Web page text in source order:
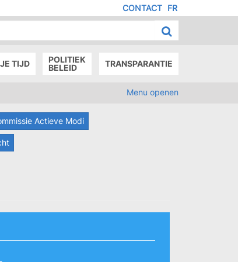
FR
CONTACT
TIJD
POLITIEK
BELEID
TRANSPARANTIE
Menu openen
Actieve Modi